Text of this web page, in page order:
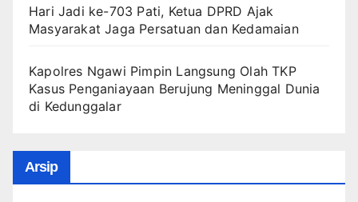
Hari Jadi ke-703 Pati, Ketua DPRD Ajak
Masyarakat Jaga Persatuan dan Kedamaian
Kapolres Ngawi Pimpin Langsung Olah TKP
Kasus Penganiayaan Berujung Meninggal Dunia
di Kedunggalar
Arsip